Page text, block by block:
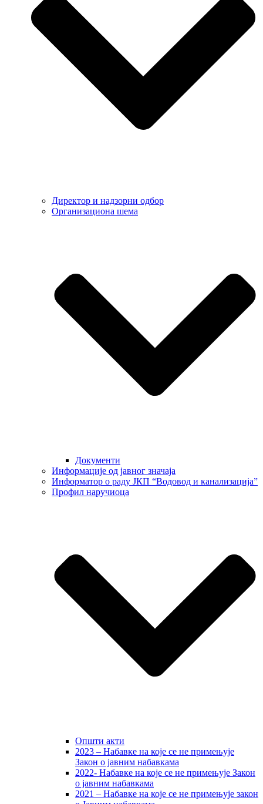
Директор и надзорни одбор
Организациона шема
Документи
Информације од јавног значаја
Информатор о раду ЈКП “Водовод и канализација”
Профил наручиоца
Општи акти
2023 – Набавке на које се не примењује
Закон о јавним набавкама
2022- Набавке на које се не примењује Закон
о јавним набавкама
2021 – Набавке на које се не примењује закон